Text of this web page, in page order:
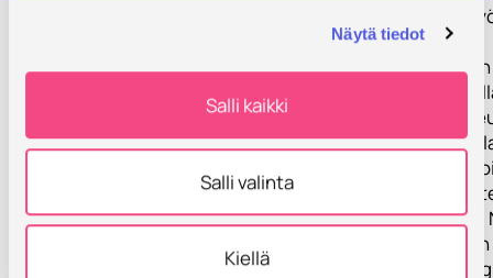
Näytä tiedot
Salli kaikki
Salli valinta
Kiellä
kiinnittymään
2) Selvitetään
poikkitieteellisin
menetelmin,
vaikutuksia
nuorten
sosiaalisiin
toimintakykyyn.
lisäksi esitellään
fysiologisten